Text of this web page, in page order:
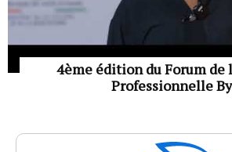
4ème édition du Forum
Professionnelle